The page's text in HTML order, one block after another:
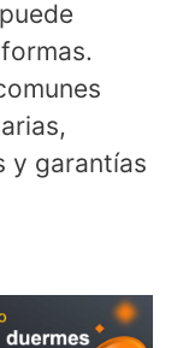
y garantías